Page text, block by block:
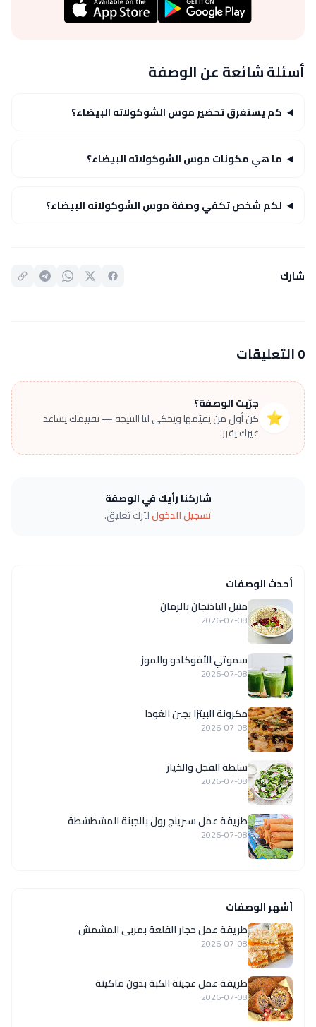
أسئلة شائعة عن الوصفة
كم يستغرق تحضير موس الشوكولاته البيضاء؟
ما هي مكونات موس الشوكولاته البيضاء؟
لكم شخص تكفي وصفة موس الشوكولاته البيضاء؟
شارك
0 التعليقات
⭐
جرّبت الوصفة؟
كن أول من يقيّمها ويحكي لنا النتيجة — تقييمك يساعد
غيرك يقرر.
شاركنا رأيك في الوصفة
تسجيل الدخوللترك تعليق.
أحدث الوصفات
متبل الباذنجان بالرمان
2026-07-08
سموثي الأفوكادو والموز
2026-07-08
مكرونة البيتزا بجبن الغودا
2026-07-08
سلطة الفجل والخيار
2026-07-08
طريقة عمل سبرينج رول بالجبنة المشطشطة
2026-07-08
أشهر الوصفات
طريقة عمل حجار القلعة بمربى المشمش
2026-07-08
طريقة عمل عجينة الكبة بدون ماكينة
2026-07-08